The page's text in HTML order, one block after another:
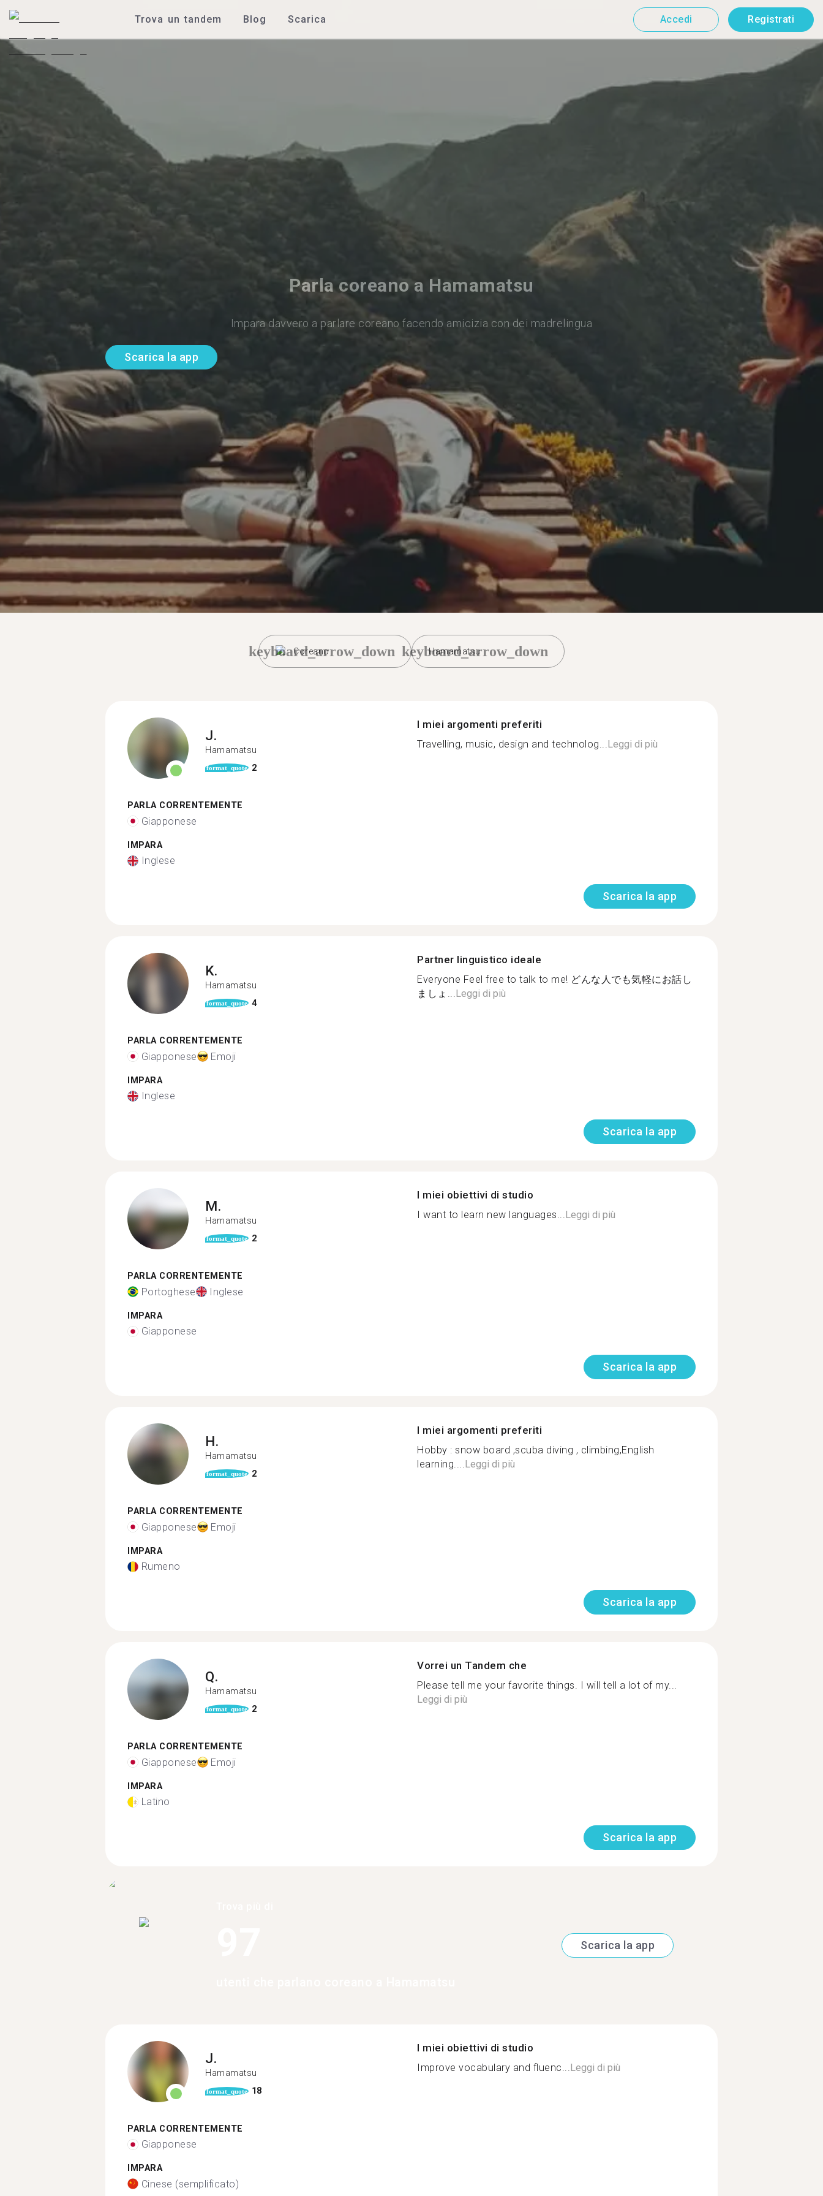
Trova un tandem Blog Scarica Accedi Registrati
Parla coreano a Hamamatsu
Impara davvero a parlare coreano facendo amicizia con dei madrelingua
Scarica la app
Coreano
keyboard_arrow_down Hamamatsu
keyboard_arrow_down
J.
Hamamatsu
format_quote 2
PARLA CORRENTEMENTE
Giapponese
IMPARA
Inglese
I miei argomenti preferiti
Travelling, music, design and technolog...Leggi di più
Scarica la app
K.
Hamamatsu
format_quote 4
PARLA CORRENTEMENTE
Giapponese Emoji
IMPARA
Inglese
Partner linguistico ideale
Everyone Feel free to talk to me! どんな人でも気軽にお話し
ましょ...Leggi di più
Scarica la app
M.
Hamamatsu
format_quote 2
PARLA CORRENTEMENTE
Portoghese Inglese
IMPARA
Giapponese
I miei obiettivi di studio
I want to learn new languages...Leggi di più
Scarica la app
H.
Hamamatsu
format_quote 2
PARLA CORRENTEMENTE
Giapponese Emoji
IMPARA
Rumeno
I miei argomenti preferiti
Hobby : snow board ,scuba diving , climbing,English
learning....Leggi di più
Scarica la app
Q.
Hamamatsu
format_quote 2
PARLA CORRENTEMENTE
Giapponese Emoji
IMPARA
Latino
Vorrei un Tandem che
Please tell me your favorite things. I will tell a lot of my...
Leggi di più
Scarica la app
Scarica la app
J.
Hamamatsu
format_quote 18
PARLA CORRENTEMENTE
Giapponese
IMPARA
Cinese (semplificato)
I miei obiettivi di studio
Improve vocabulary and fluenc... Leggi di più